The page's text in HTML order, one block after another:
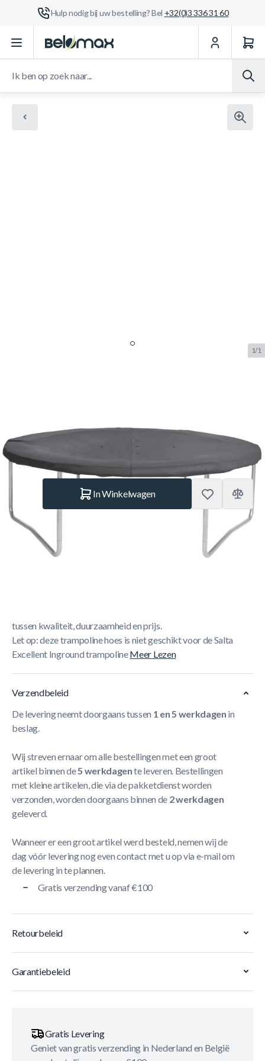
Hulp nodig bij uw bestelling? Bel +32(0)3 336 31 60
Ga naar de inhoud
1/1
SKU:SALTA.601A
€ 39.– Op voorraad
In Winkelwagen
Korte Beschrijving
tussen kwaliteit, duurzaamheid en prijs.
Let op: deze trampoline hoes is niet geschikt voor de Salta
Excellent Inground trampolineMeer Lezen
Verzendbeleid
De levering neemt doorgaans tussen 1 en 5 werkdagen in
beslag.
Wij streven ernaar om alle bestellingen met een groot
artikel binnen de5 werkdagente leveren. Bestellingen
met kleine artikelen, die via de pakketdienst worden
verzonden, worden doorgaans binnen de 2 werkdagen
geleverd.
Wanneer er een groot artikel werd besteld, nemen wij de
dag vóór levering nog even contact met u op via e-mail om
de levering in te plannen.
Gratis verzending vanaf €100
Retourbeleid
Garantiebeleid
Gratis Levering
Geniet van gratis verzending in Nederland en België